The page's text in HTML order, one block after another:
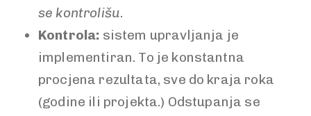
se kontrolišu.
Kontrola: sistem upravljanja je
implementiran. To je konstantna
procjena rezultata, sve do kraja roka
(godine ili projekta.) Odstupanja se